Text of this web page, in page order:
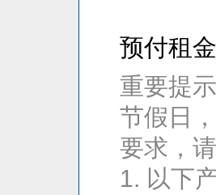
预付租
重要提
节假日
要求，
1. 以下